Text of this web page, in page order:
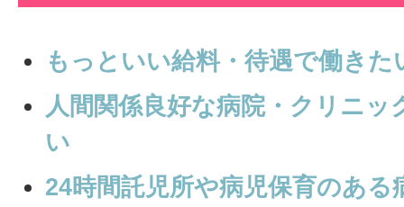
もっといい給料・待遇で働きた
人間関係良好な病院・クリニッ
い
24時間託児所や病児保育のある